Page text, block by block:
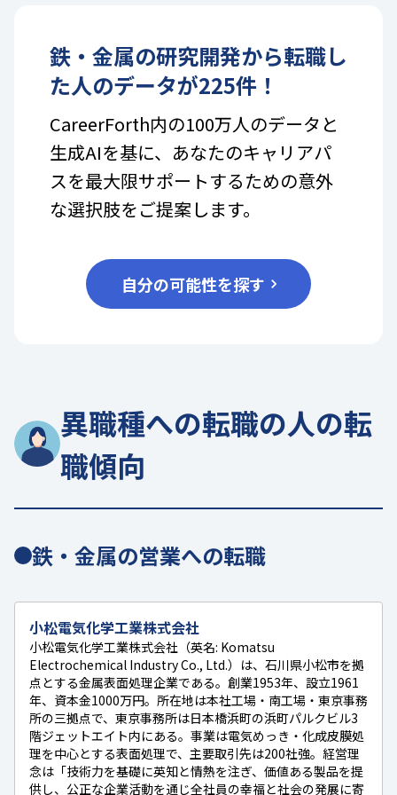
鉄・金属の研究開発から転職し
た人のデータが225件！
CareerForth内の100万人のデータと
生成AIを基に、あなたのキャリアパ
スを最大限サポートするための意外
な選択肢をご提案します。
自分の可能性を探す
異職種への転職の人の転
職傾向
鉄・金属の営業への転職
小松電気化学工業株式会社
小松電気化学工業株式会社（英名: Komatsu
Electrochemical Industry Co., Ltd.）は、石川県小松市を拠
点とする金属表面処理企業である。創業1953年、設立1961
年、資本金1000万円。所在地は本社工場・南工場・東京事務
所の三拠点で、東京事務所は日本橋浜町の浜町パルクビル3
階ジェットエイト内にある。事業は電気めっき・化成皮膜処
理を中心とする表面処理で、主要取引先は200社強。経営理
念は「技術力を基礎に英知と情熱を注ぎ、価値ある製品を提
供し、公正な企業活動を通じ全社員の幸福と社会の発展に寄